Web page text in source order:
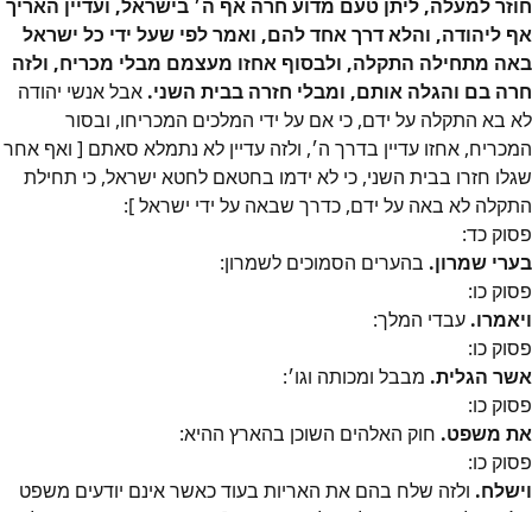
חוזר למעלה, ליתן טעם מדוע חרה אף ה׳ בישראל, ועדיין האריך
אף ליהודה, והלא דרך אחד להם, ואמר לפי שעל ידי כל ישראל
באה מתחילה התקלה, ולבסוף אחזו מעצמם מבלי מכריח, ולזה
חרה בם והגלה אותם, ומבלי חזרה בבית השני. אבל אנשי יהודה
לא בא התקלה על ידם, כי אם על ידי המלכים המכריחו, ובסור
המכריח, אחזו עדיין בדרך ה׳, ולזה עדיין לא נתמלא סאתם [ ואף אחר
שגלו חזרו בבית השני, כי לא ידמו בחטאם לחטא ישראל, כי תחילת
התקלה לא באה על ידם, כדרך שבאה על ידי ישראל ]:
פסוק כד:
בערי שמרון. בהערים הסמוכים לשמרון:
פסוק כו:
ויאמרו. עבדי המלך:
פסוק כו:
אשר הגלית. מבבל ומכותה וגו׳:
פסוק כו:
את משפט. חוק האלהים השוכן בהארץ ההיא:
פסוק כו:
וישלח. ולזה שלח בהם את האריות בעוד כאשר אינם יודעים משפט